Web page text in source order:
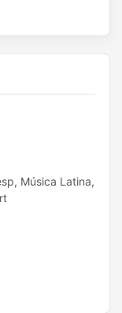
Música Latina,